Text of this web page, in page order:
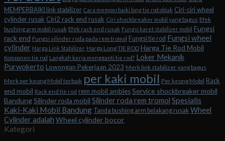
MEMPERBAIKI link stabilizer Cara memperbaiki long tie rod oblak Ciri-ciri wheel
cylinder rusak Ciri2 rack end rusak Ciri shockbreaker mobil yang bagus Efek
bushing arm mobil rusak Efek rack end rusak Fungsi karet stabilizer mobil Fungsi
rack end Fungsi silinder roda pada rem tromol Fungsi tie rod Fungsi wheel
cylinder Harga Link Stabilizer Harga Long TIE ROD Harga Tie Rod Mobil
Komponen tie rod Langkah kerja mengganti tie rod? Loker Mekanik
Purwokerto Lowongan Pekerjaan 2023 Merk link stabilizer yang bagus
Merk per keong Mobil terbaik per kaki mobil Per keong Mobil Rack
end mobil Rack end tie rod rem mobil amblesService shockbreaker mobil
BandungSilinder roda mobil Silinder roda rem tromol Spesialis
Kaki-Kaki Mobil Bandung Tanda bushing arm belakang rusak Wheel
Cylinder adalah Wheel cylinder bocor
Kategori